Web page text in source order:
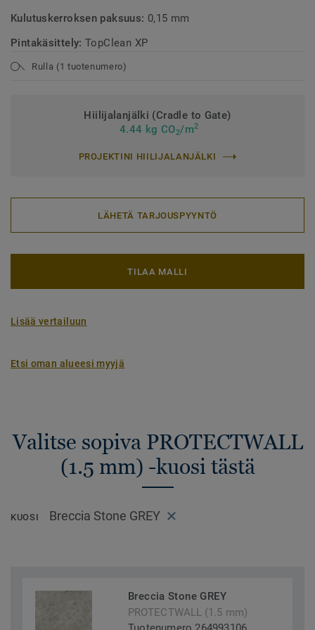
Kulutuskerroksen paksuus: 0,15 mm
Pintakäsittely:TopClean XP
Rulla (1 tuotenumero)
Hiilijalanjälki (Cradle to Gate)
4.44 kg CO2/m2
PROJEKTINI HIILIJALANJÄLKI
LÄHETÄ TARJOUSPYYNTÖ
TILAA MALLI
Lisää vertailuun
Etsi oman alueesi myyjä
Valitse sopiva PROTECTWALL
(1.5 mm) -kuosi tästä
KUOSI Breccia Stone GREY
Breccia Stone GREY
PROTECTWALL (1.5 mm)